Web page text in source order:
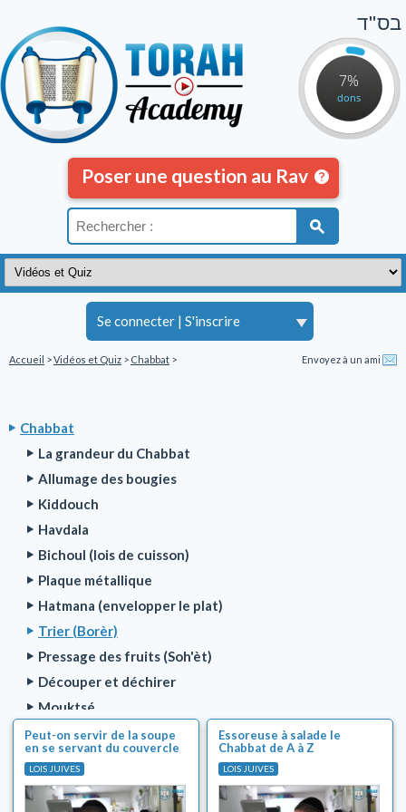
7%
dons
Se connecter | S'inscrire
בס"ד
Poser une question au Rav
Accueil >Vidéos et Quiz > Chabbat > Envoyez à un ami
Chabbat
La grandeur du Chabbat
Allumage des bougies
Kiddouch
Havdala
Bichoul (lois de cuisson)
Plaque métallique
Hatmana (envelopper le plat)
Trier (Borèr)
Pressage des fruits (Soh'èt)
Découper et déchirer
Mouktsé
Coloriage et maquillage (Tsovéa)
Préparation de nourriture
Nettoyage (Mélaben)
Kocher: Faire un noeud
Peut-on servir de la soupe
en se servant du couvercle
en tant que passoire ?
LOIS JUIVES
Essoreuse à salade le
Chabbat de A à Z
LOIS JUIVES